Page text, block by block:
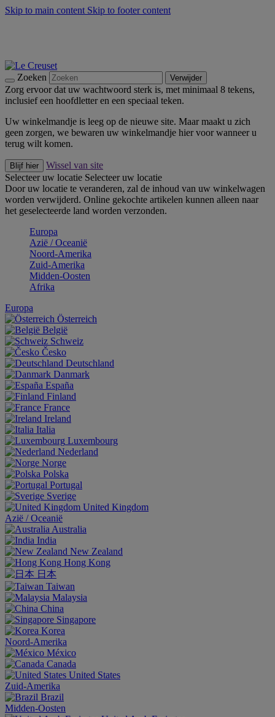
Skip to main content Skip to footer content
Zoeken Verwijder
Zorg ervoor dat uw wachtwoord sterk is, met minimaal 8 tekens,
inclusief een hoofdletter en een speciaal teken.
Uw winkelmandje is leeg op de nieuwe site. Maar maakt u zich
geen zorgen, we bewaren uw winkelmandje hier voor wanneer u
terug wilt komen.
Blijf hier
Wissel van site
Selecteer uw locatie Selecteer uw locatie
Door uw locatie te veranderen, zal de inhoud van uw winkelwagen
worden verwijderd. Online gekochte artikelen kunnen alleen naar
het geselecteerde land worden verzonden.
Europa
Aziё / Oceaniё
Noord-Amerika
Zuid-Amerika
Midden-Oosten
Afrika
Europa
Österreich
België
Schweiz
Česko
Deutschland
Danmark
España
Finland
France
Ireland
Italia
Luxembourg
Nederland
Norge
Polska
Portugal
Sverige
United Kingdom
Aziё / Oceaniё
Australia
India
New Zealand
Hong Kong
日本
Taiwan
Malaysia
China
Singapore
Korea
Noord-Amerika
México
Canada
United States
Zuid-Amerika
Brazil
Midden-Oosten